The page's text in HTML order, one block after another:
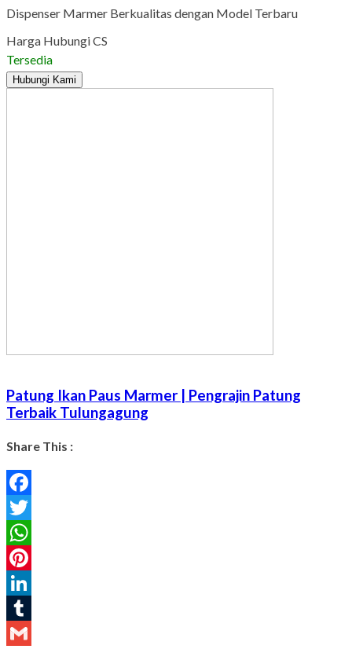
Dispenser Marmer Berkualitas dengan Model Terbaru
Harga Hubungi CS
Tersedia
Hubungi Kami
Patung Ikan Paus Marmer | Pengrajin Patung
Terbaik Tulungagung
Share This :
Facebook
Twitter
WhatsApp
Pinterest
LinkedIn
Tumblr